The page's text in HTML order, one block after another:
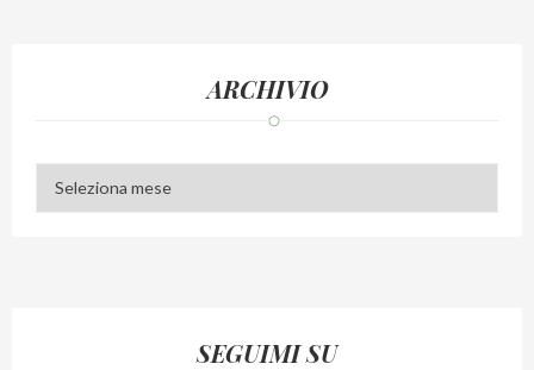
ARCHIVIO
Archivio
SEGUIMI SU